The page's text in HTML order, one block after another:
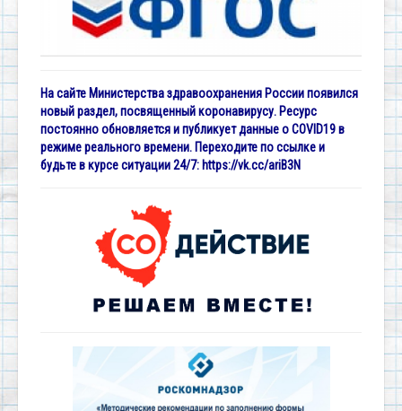
На сайте Министерства здравоохранения России появился
новый раздел, посвященный коронавирусу. Ресурс
постоянно обновляется и публикует данные о COVID19 в
режиме реального времени. Переходите по ссылке и
будьте в курсе ситуации 24/7: https://vk.cc/ariB3N